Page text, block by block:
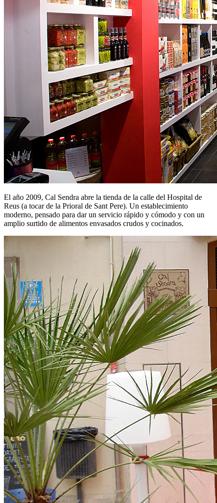
El año 2009, Cal Sendra abre la tienda de la calle del Hospital de
Reus (a tocar de la Prioral de Sant Pere). Un establecimiento
moderno, pensado para dar un servicio rápido y cómodo y con un
amplio surtido de alimentos envasados crudos y cocinados.